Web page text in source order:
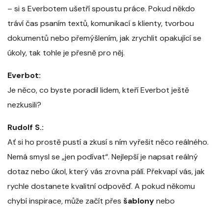
– si s Everbotem ušetří spoustu práce. Pokud někdo
tráví čas psaním textů, komunikací s klienty, tvorbou
dokumentů nebo přemýšlením, jak zrychlit opakující se
úkoly, tak tohle je přesně pro něj.
Everbot:
Je něco, co byste poradil lidem, kteří Everbot ještě
nezkusili?
Rudolf S.:
Ať si ho prostě pustí a zkusí s ním vyřešit něco reálného.
Nemá smysl se „jen podívat“. Nejlepší je napsat reálný
dotaz nebo úkol, který vás zrovna pálí. Překvapí vás, jak
rychle dostanete kvalitní odpověď. A pokud někomu
chybí inspirace, může začít přes šablonynebo